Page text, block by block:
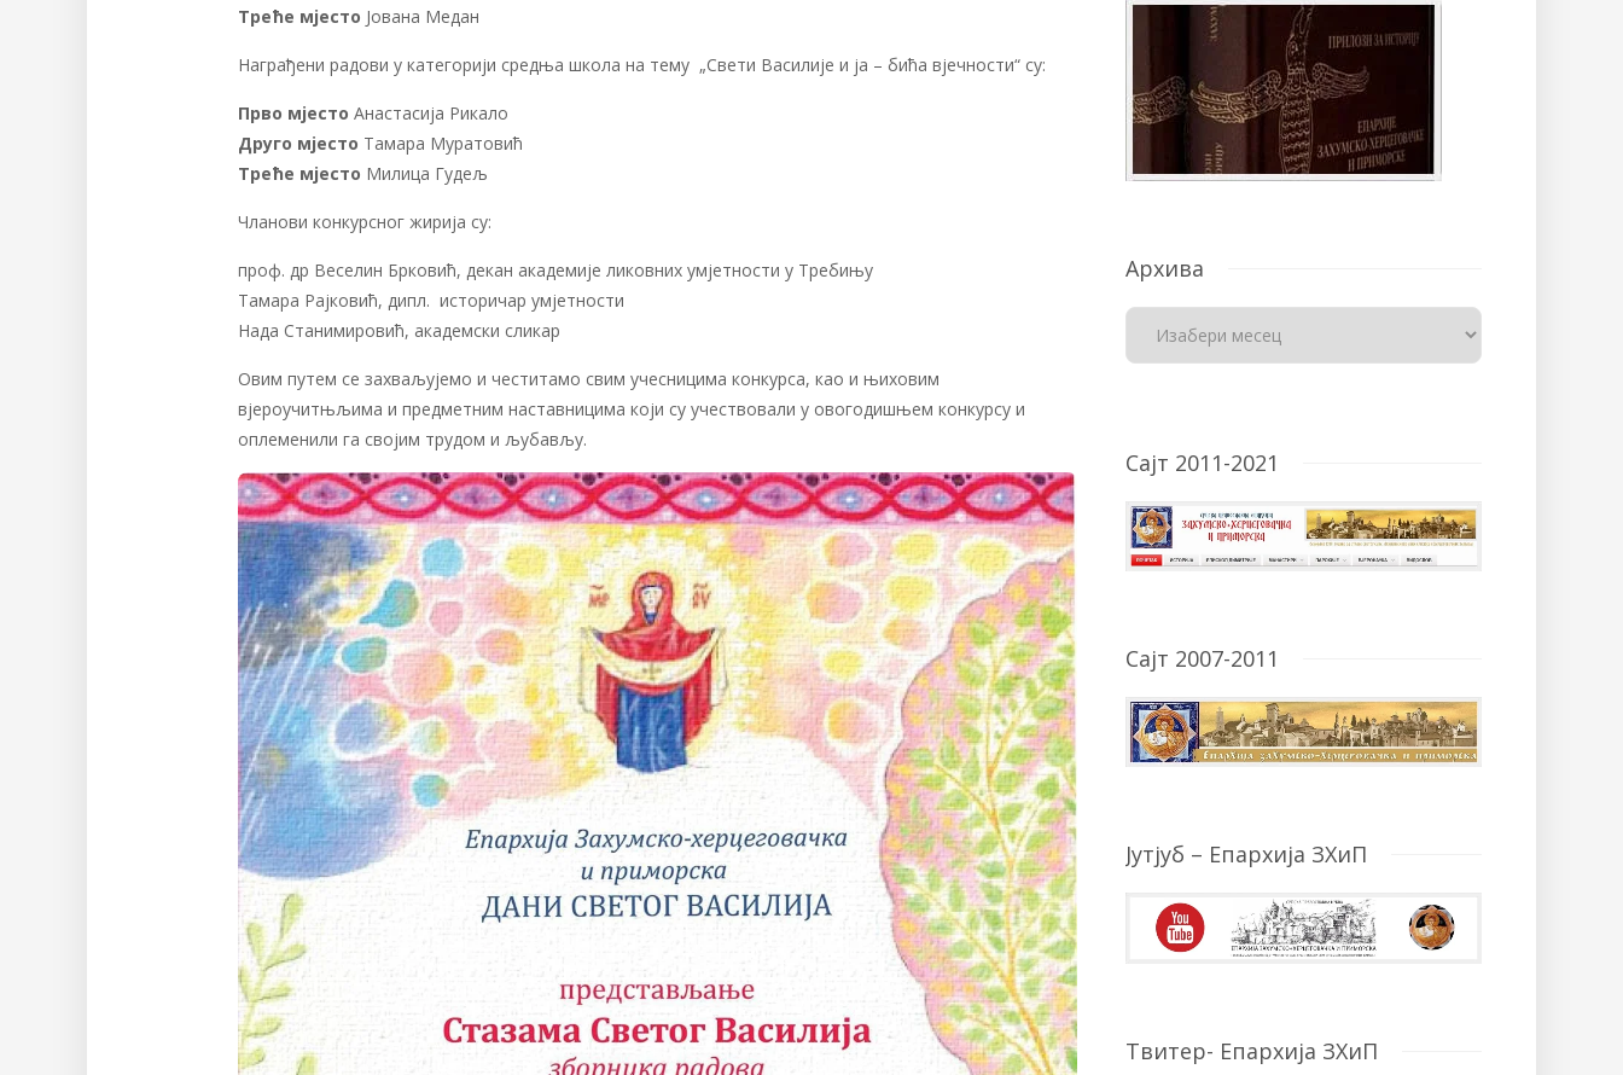
Треће мјесто Јована Медан
Награђени радови у категорији средња школа на тему „Свети Василије и ја – бића вјечности“ су:
Прво мјесто Анастасија Рикало
Друго мјесто Тамара Муратовић
Треће мјесто Милица Гудељ
Чланови конкурсног жирија су:
проф. др Веселин Брковић, декан академије ликовних умјетности у Требињу
Тамара Рајковић, дипл. историчар умјетности
Нада Станимировић, академски сликар
Овим путем се захваљујемо и честитамо свим учесницима конкурса, као и њиховим
вјероучитњљима и предметним наставницима који су учествовали у овогодишњем конкурсу и
оплеменили га својим трудом и љубављу.
Архива
Сајт 2011-2021
Сајт 2007-2011
Јутјуб – Епархија ЗХиП
Твитер- Епархија ЗХиП